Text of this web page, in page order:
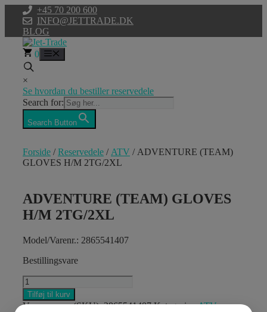
indhold
+45 70 200 600
INFO@JETTRADE.DK
BLOG
0
×
Se hvordan du bestiller reservedele
Search for:
Search Button
Forside /Reservedele / ATV / ADVENTURE (TEAM)
GLOVES H/M 2TG/2XL
ADVENTURE (TEAM) GLOVES
H/M 2TG/2XL
Model/Varenr.: 2865541407
Bestillingsvare
ADVENTURE
(TEAM)
GLOVES
Tilføj til kurv
Varenummer (SKU):2865541407 Kategorier:ATV,